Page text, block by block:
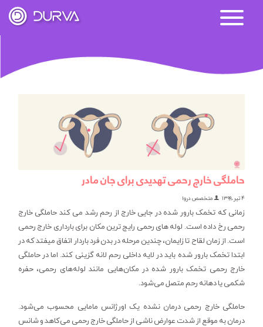
حاملگی خارج رحمی تهدیدی برای جان مادر
۴ تیر، ۱۳۹۹ متخصص دروا
زمانی که تخمک بارور شده در جایی خارج از رحم رشد می کند حاملگی خارج
رحمی رخ داده است. لوله های رحمی رایج ترین مکان برای بارداری خارج رحمی
است. از زمان لقاح تا زایمان، چندین مرحله در بدن فرد باردار اتفاق میفتد که در
ابتدا تخمک بارور شده باید در لایه داخلی رحم لانه گزینی کند. اما در حاملگی
خارج رحمی تخمک بارور شده در مکان‌هایی مانند لوله‌های رحمی، حفره
شکمی یا دهانه رحم متصل می‌شود.
حاملگی خارج رحمی درمان نشده یک اورژانس مامایی محسوب می‌شود.
درمان به موقع از شدت عوارض ناشی از حاملگی خارج رحمی می‌کاهد و شانس